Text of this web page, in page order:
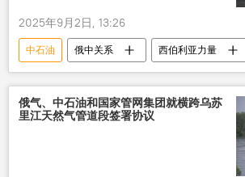
2025年9月2日, 13:26
中石油 俄中关系
西伯利亚力量
俄罗斯天然气公司
俄气、中石油和国家管网集团就横跨乌苏
里江天然气管道段签署协议